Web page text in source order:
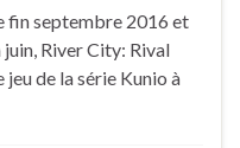
fin septembre 2016 et
River City: Rival
de la série Kunio à